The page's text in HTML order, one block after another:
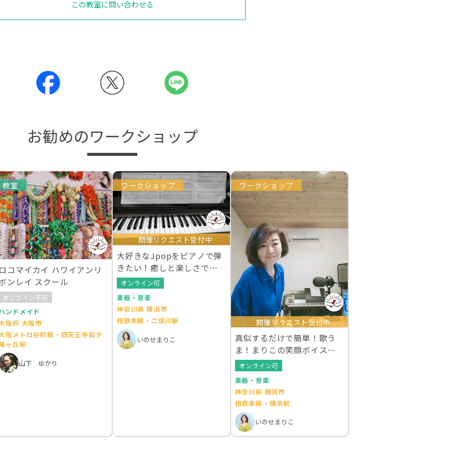
この教室に問い合わせる
お勧めのワークショップ
教室
コマイカイ ハワイアンリ
ンレイ スクール
オンライン不可
ンドメイド
阪府 大阪市
阪メトロ谷町線・四天王寺前夕
ヶ丘駅
山下 ゆかり
ワークショップ
開催リクエスト受付中
大好きなJpopをピアノで弾
きたい！癒しと楽しさでに
溢れる満足講座
オンライン可
楽器・音楽
神奈川県 横浜市
相鉄本線・二俣川駅
いのせまりこ
ワークショップ
開催リクエスト受付中
真似するだけで簡単！歌う
ま！まりこの笑顔ボイスト
レーニング60分
オンライン可
楽器・音楽
神奈川県 横浜市
相鉄本線・横浜駅
いのせまりこ